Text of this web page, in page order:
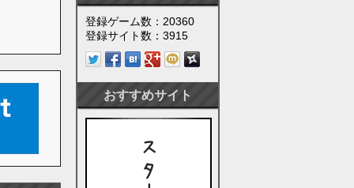
登録ゲーム数：20360
登録サイト数：3915
おすすめサイト